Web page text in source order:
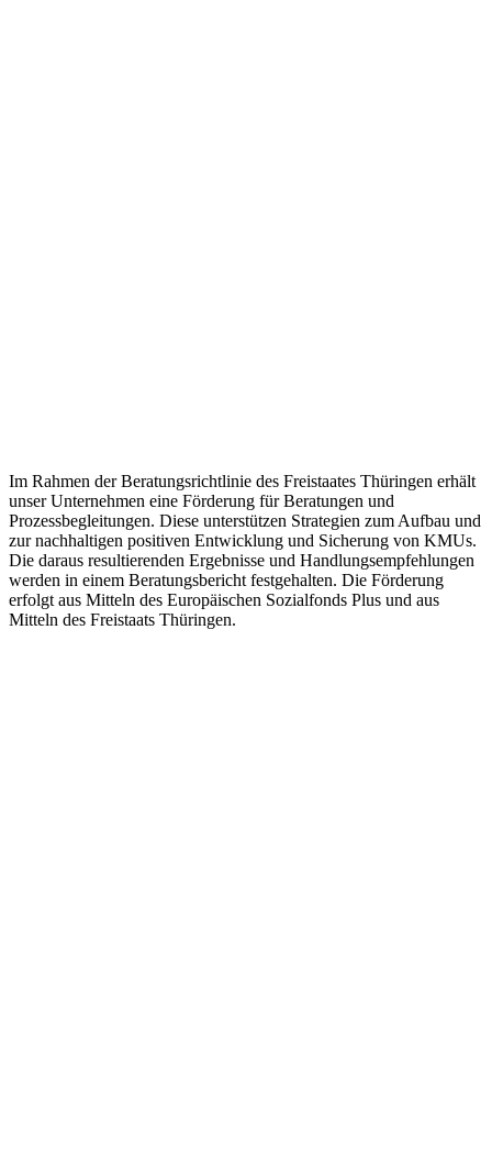
Im Rahmen der Beratungsrichtlinie des Freistaates Thüringen erhält
unser Unternehmen eine Förderung für Beratungen und
Prozessbegleitungen. Diese unterstützen Strategien zum Aufbau und
zur nachhaltigen positiven Entwicklung und Sicherung von KMUs.
Die daraus resultierenden Ergebnisse und Handlungsempfehlungen
werden in einem Beratungsbericht festgehalten. Die Förderung
erfolgt aus Mitteln des Europäischen Sozialfonds Plus und aus
Mitteln des Freistaats Thüringen.